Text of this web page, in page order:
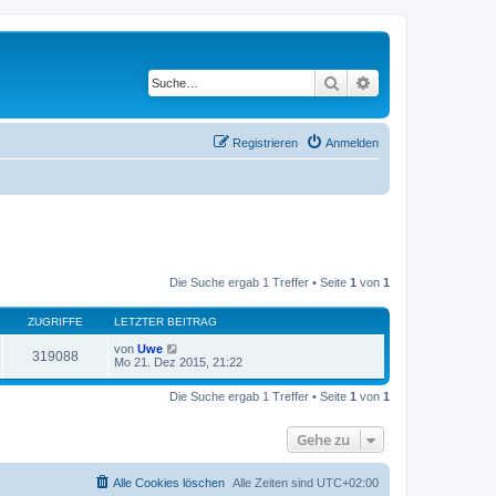
Suche
Anmelden
Registrieren
Die Suche ergab 1 Treffer • Seite 1 von 1
ZUGRIFFE LETZTER BEITRAG
319088 von Uwe
Mo 21. Dez 2015, 21:22
Die Suche ergab 1 Treffer • Seite 1 von 1
Gehe zu
Alle Zeiten sind UTC+02:00
Alle Cookies löschen